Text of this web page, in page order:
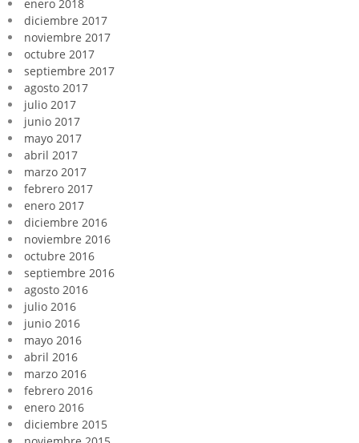
enero 2018
diciembre 2017
noviembre 2017
octubre 2017
septiembre 2017
agosto 2017
julio 2017
junio 2017
mayo 2017
abril 2017
marzo 2017
febrero 2017
enero 2017
diciembre 2016
noviembre 2016
octubre 2016
septiembre 2016
agosto 2016
julio 2016
junio 2016
mayo 2016
abril 2016
marzo 2016
febrero 2016
enero 2016
diciembre 2015